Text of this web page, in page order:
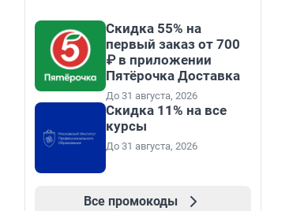
Скидка 55% на
первый заказ от 700
₽ в приложении
Пятёрочка Доставка
До 31 августа, 2026
Скидка 11% на все
курсы
До 31 августа, 2026
Все промокоды